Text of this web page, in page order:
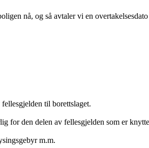
nå, og så avtaler vi en
til borettslaget.
for den delen av fellesgjelden som er
m.m.